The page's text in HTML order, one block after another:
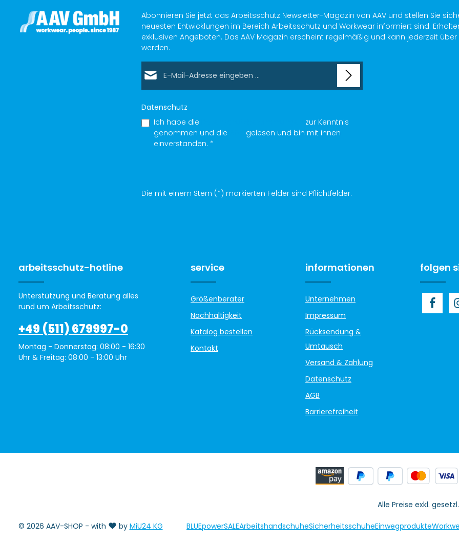
Abonnieren Sie jetzt das Arbeitsschutz Newsletter-Magazin von AAV und stellen Sie
neuesten Entwicklungen im Bereich Arbeitsschutz und Workwear informiert sind.
exklusiven Angeboten. Das AAV Magazin erscheint regelmäßig und kann jederzeit
werden.
Datenschutz
Ich habe die
zur Kenntnis
genommen und die
gelesen und bin mit ihnen
einverstanden. *
Die mit einem Stern (*) markierten Felder sind Pflichtfelder.
arbeitsschutz-hotline
Unterstützung und Beratung alles
rund um Arbeitsschutz:
+49 (511) 679997-0
Montag - Donnerstag: 08:00 - 16:30
Uhr & Freitag: 08:00 - 13:00 Uhr
service
Größenberater
Nachhaltigkeit
Katalog bestellen
Kontakt
informationen
Unternehmen
Impressum
Rücksendung &
Umtausch
Versand & Zahlung
Datenschutz
AGB
Barrierefreiheit
folgen
Alle Preise exkl.
© 2026 AAV-SHOP - with by MiU24 KG BLUEpowerSALEArbeitshandschuheSicherheitsschuheEinwegprodukte